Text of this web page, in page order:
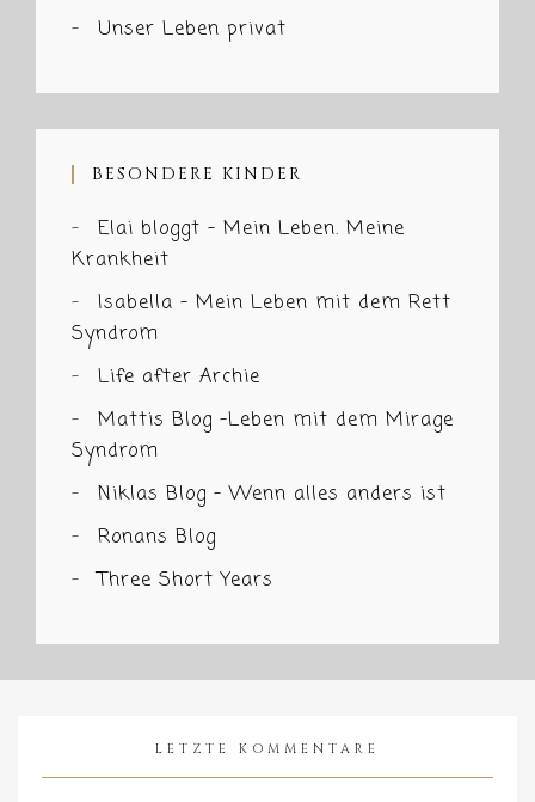
Unser Leben privat
BESONDERE KINDER
Elai bloggt – Mein Leben. Meine
Krankheit
Isabella – Mein Leben mit dem Rett
Syndrom
Life after Archie
Mattis Blog -Leben mit dem Mirage
Syndrom
Niklas Blog – Wenn alles anders ist
Ronans Blog
Three Short Years
LETZTE KOMMENTARE